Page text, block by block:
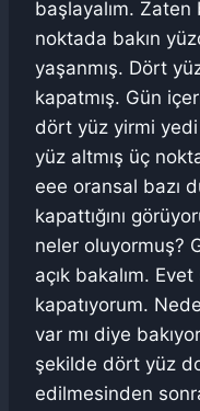
başlayalım.
noktada bakın
yaşanmış. Dört
kapatmış. Gün
dört yüz yirmi
yüz altmış üç
eee oransal bazı
kapattığını
neler oluyormuş?
açık bakalım.
kapatıyorum.
var mı diye
şekilde dört yüz
edilmesinden